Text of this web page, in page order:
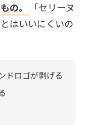
の。
「セリーヌ
はいいにくいの
ドロゴが剥げる